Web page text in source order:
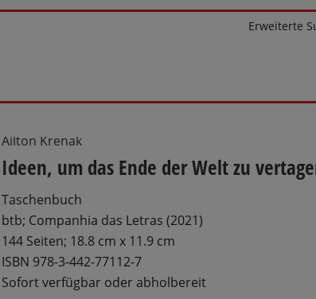
Erweiterte
Ailton Krenak
Ideen, um das Ende der Welt zu
Taschenbuch
btb; Companhia das Letras (2021)
144 Seiten; 18.8 cm x 11.9 cm
ISBN 978-3-442-77112-7
Sofort verfügbar oder abholbereit